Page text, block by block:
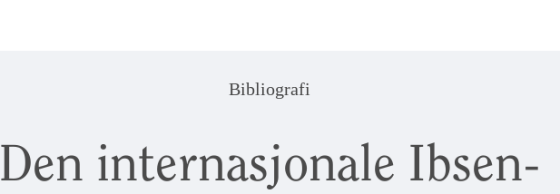
Bibliografi
Den internasjonale Ibsen-